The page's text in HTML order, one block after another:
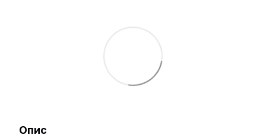
Опис